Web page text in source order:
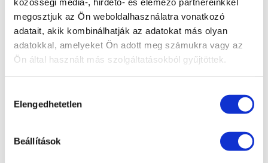
megosztjuk az Ön weboldalhasználatra vonatkozó
adatait, akik kombinálhatják az adatokat más olyan
adatokkal, amelyeket Ön adott meg számukra vagy az
Ön által használt más szolgáltatásokból gyűjtöttek.
kiválasztása
Elengedhetetlen
Beállítások
jelenthet, hiszen fedezetet nyújt az orvosi ellátás
költségeire, a poggyász elvesztésére vagy egyéb váratlan
eseményekre. Különösen igaz ez olyan utazásoknál, ahol sok
programot, fesztivált vagy nagy tömegeket vonzó
rendezvényt tervezünk.
Utasbiztosítással a zsebünkben a tavaszi fesztiválok, a
utazás öröméről szólnak majd. ✈️